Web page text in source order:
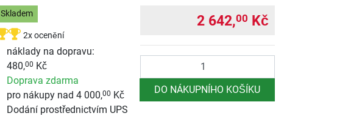
Skladem
2x ocenění
náklady na dopravu:
480,00 Kč
Doprava zdarma
pro nákupy nad 4 000,00 Kč
Dodání prostřednictvím UPS
2 642,00 Kč
DO NÁKUPNÍHO KOŠÍKU